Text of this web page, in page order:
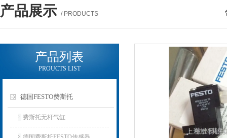
产品展示 / PRODUCTS
产品列表
PROUCTS LIST
德国FESTO费斯托
费斯托无杆气缸